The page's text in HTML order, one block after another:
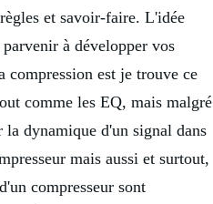
et savoir-faire. L'idée
à développer vos
est je trouve ce
comme les EQ, mais malgré
dynamique d'un signal dans
mais aussi et surtout,
compresseur sont